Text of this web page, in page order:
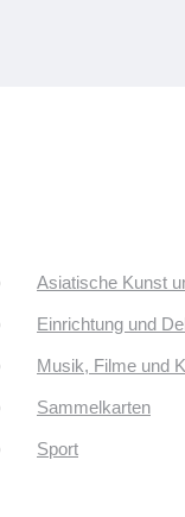
Asiatische Kunst
Einrichtung und
Musik, Filme und
Sammelkarten
Sport